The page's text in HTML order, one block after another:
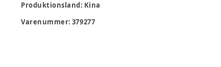
Produktionsland: Kina
Varenummer: 379277